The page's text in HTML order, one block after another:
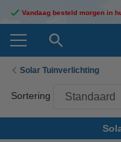
Vandaag besteld morgen in
Solar Tuinverlichting
Sortering